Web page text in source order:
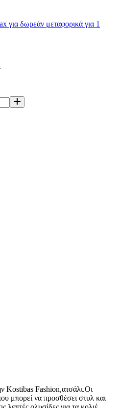
για δωρεάν μεταφορικά για 1
Kostibas Fashion,ατσάλι.Οι
μπορεί να προσθέσει στυλ και